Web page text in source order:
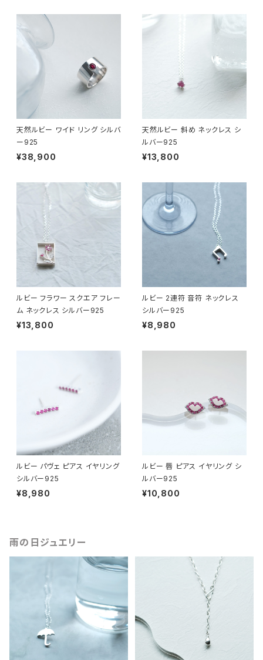
天然ルビー ワイド リング シルバ
ー925
¥38,900
天然ルビー 斜め ネックレス シ
ルバー925
¥13,800
ルビー フラワー スクエア フレー
ム ネックレス シルバー925
¥13,800
ルビー 2連符 音符 ネックレス
シルバー925
¥8,980
ルビー パヴェ ピアス イヤリング
シルバー925
¥8,980
ルビー 唇 ピアス イヤリング シ
ルバー925
¥10,800
雨の日ジュエリー